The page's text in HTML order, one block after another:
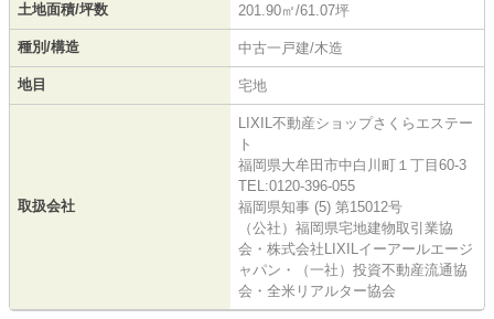
土地面積/坪数 201.90㎡/61.07坪
種別/構造 中古一戸建/木造
地目 宅地
取扱会社
LIXIL不動産ショップさくらエステー
ト
福岡県大牟田市中白川町１丁目60-3
TEL:0120-396-055
福岡県知事 (5) 第15012号
（公社）福岡県宅地建物取引業協
会・株式会社LIXILイーアールエージ
ャパン・（一社）投資不動産流通協
会・全米リアルター協会